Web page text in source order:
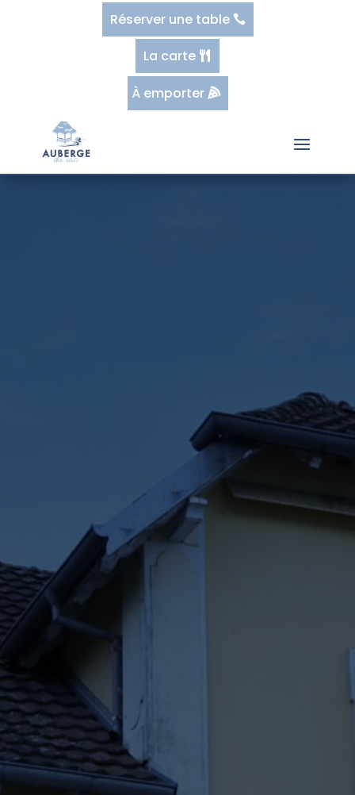
Réserver une table
La carte
À emporter